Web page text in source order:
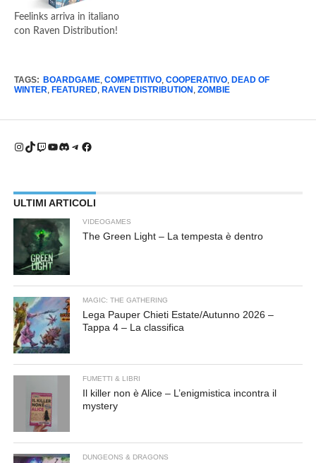
Feelinks arriva in italiano
con Raven Distribution!
TAGS: BOARDGAME, COMPETITIVO, COOPERATIVO, DEAD OF
WINTER, FEATURED, RAVEN DISTRIBUTION , ZOMBIE
Instagram
TikTok
Twitch
YouTube
Discord
Telegram
Facebook
ULTIMI ARTICOLI
VIDEOGAMES
The Green Light – La tempesta è dentro
MAGIC: THE GATHERING
Lega Pauper Chieti Estate/Autunno 2026 –
Tappa 4 – La classifica
FUMETTI & LIBRI
Il killer non è Alice – L’enigmistica incontra il
mystery
DUNGEONS & DRAGONS